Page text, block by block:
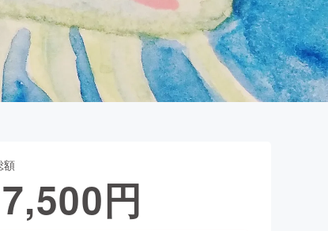
額
円